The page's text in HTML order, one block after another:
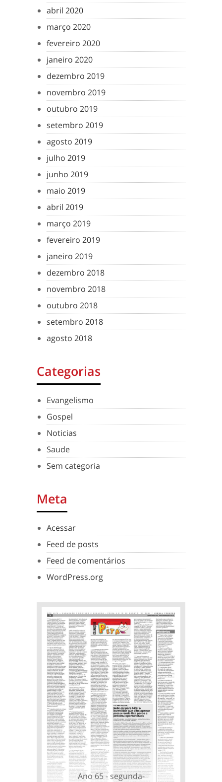
abril 2020
março 2020
fevereiro 2020
janeiro 2020
dezembro 2019
novembro 2019
outubro 2019
setembro 2019
agosto 2019
julho 2019
junho 2019
maio 2019
abril 2019
março 2019
fevereiro 2019
janeiro 2019
dezembro 2018
novembro 2018
outubro 2018
setembro 2018
agosto 2018
Categorias
Evangelismo
Gospel
Noticias
Saude
Sem categoria
Meta
Acessar
Feed de posts
Feed de comentários
WordPress.org
Ano 65 - segunda-